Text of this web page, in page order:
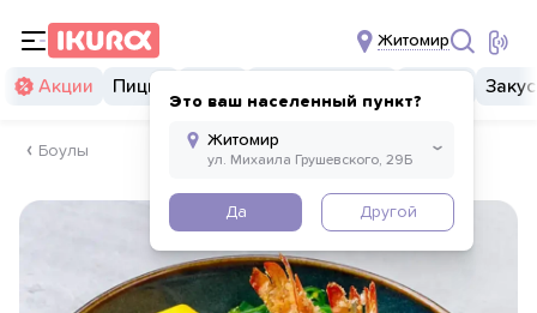
Житомир
Это ваш населенный пункт?
Да Другой
Акции Пицца
Боулы